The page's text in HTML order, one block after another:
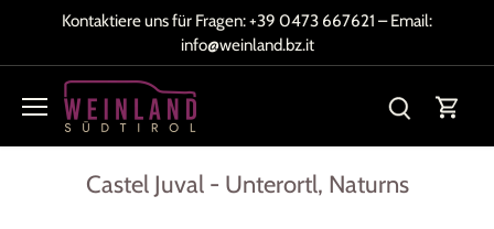
Kontaktiere uns für Fragen:+39 0473 667621 – Email:
info@weinland.bz.it
Castel Juval - Unterortl, Naturns